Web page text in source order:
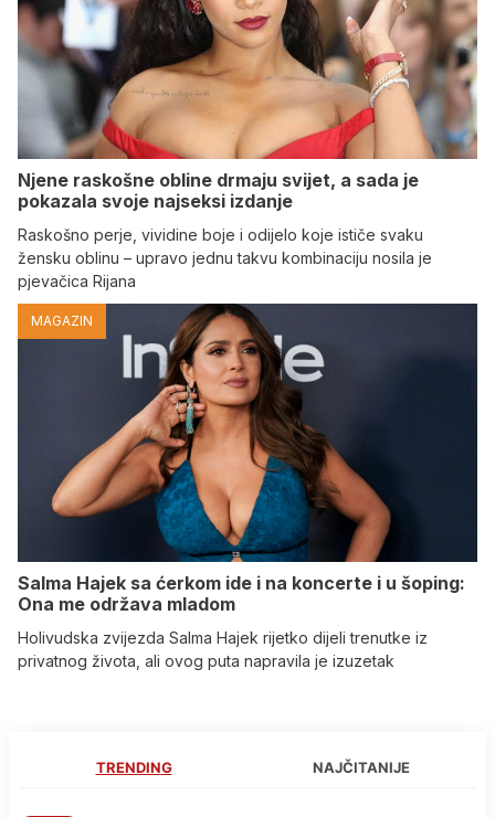
Njene raskošne obline drmaju svijet, a sada je
pokazala svoje najseksi izdanje
Raskošno perje, vividine boje i odijelo koje ističe svaku
žensku oblinu – upravo jednu takvu kombinaciju nosila je
pjevačica Rijana
MAGAZIN
Salma Hajek sa ćerkom ide i na koncerte i u šoping:
Ona me održava mladom
Holivudska zvijezda Salma Hajek rijetko dijeli trenutke iz
privatnog života, ali ovog puta napravila je izuzetak
TRENDING NAJČITANIJE